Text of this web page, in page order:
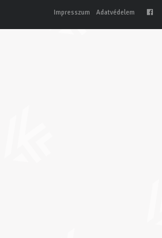
Impresszum Adatvédelem